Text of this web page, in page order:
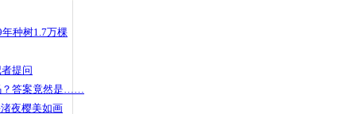
种树1.7万棵
提问
？答案竟然是……
夜樱美如画